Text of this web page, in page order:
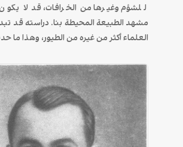
للشؤم وغيرها من الخرافات، قد لا
مشهد الطبيعة المحيطة بنا. دراسته قد
العلماء أكثر من غيره من الطيور، وهذا ما